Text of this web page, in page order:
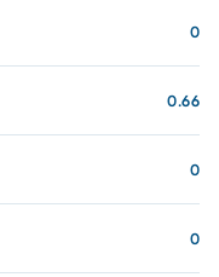
0
0.66
0
0